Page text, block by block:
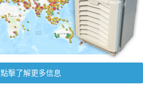
點擊了解更多信息